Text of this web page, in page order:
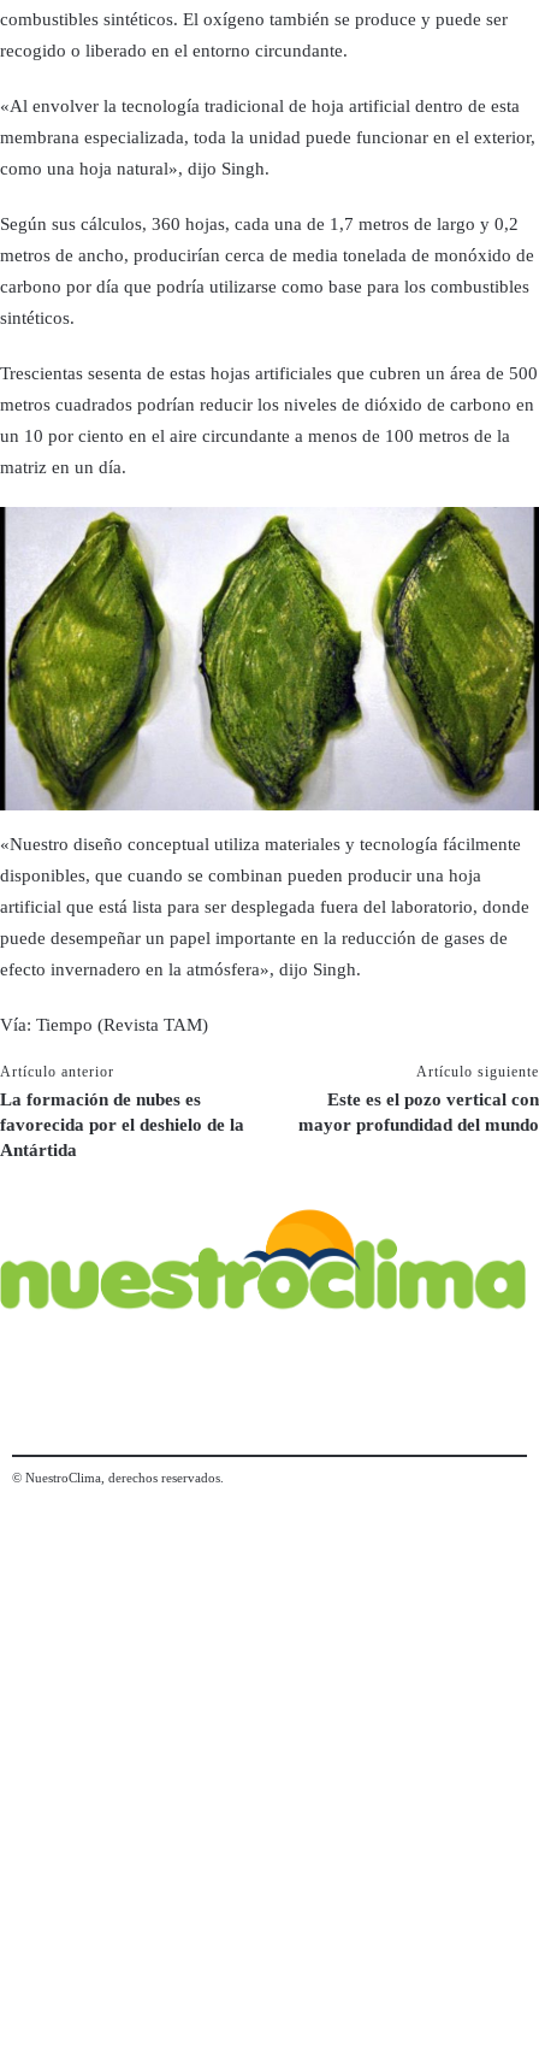
combustibles sintéticos. El oxígeno también se produce y puede ser
recogido o liberado en el entorno circundante.
«Al envolver la tecnología tradicional de hoja artificial dentro de esta
membrana especializada, toda la unidad puede funcionar en el exterior,
como una hoja natural», dijo Singh.
Según sus cálculos, 360 hojas, cada una de 1,7 metros de largo y 0,2
metros de ancho, producirían cerca de media tonelada de monóxido de
carbono por día que podría utilizarse como base para los combustibles
sintéticos.
Trescientas sesenta de estas hojas artificiales que cubren un área de 500
metros cuadrados podrían reducir los niveles de dióxido de carbono en
un 10 por ciento en el aire circundante a menos de 100 metros de la
matriz en un día.
«Nuestro diseño conceptual utiliza materiales y tecnología fácilmente
disponibles, que cuando se combinan pueden producir una hoja
artificial que está lista para ser desplegada fuera del laboratorio, donde
puede desempeñar un papel importante en la reducción de gases de
efecto invernadero en la atmósfera», dijo Singh.
Vía: Tiempo (Revista TAM)
Artículo anterior
La formación de nubes es
favorecida por el deshielo de la
Antártida
Artículo siguiente
Este es el pozo vertical con
mayor profundidad del mundo
© NuestroClima, derechos reservados.